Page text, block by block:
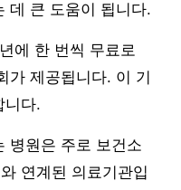
데 큰 도움이 됩니다.
에 한 번씩 무료로
가 제공됩니다. 이 기
니다.
병원은 주로 보건소
연계된 의료기관입